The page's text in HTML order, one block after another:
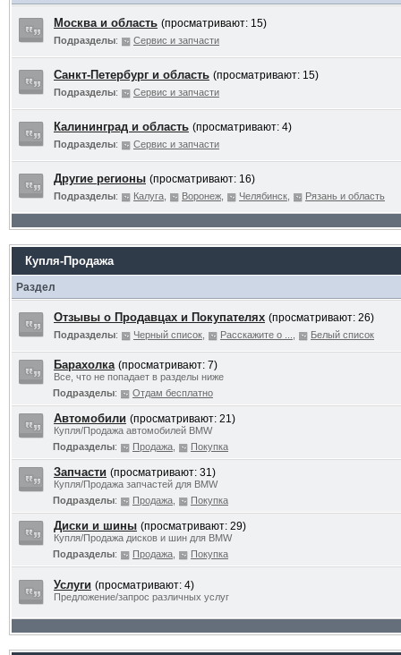
Москва и область (просматривают: 15)
Подразделы: Сервис и запчасти
Санкт-Петербург и область (просматривают: 15)
Подразделы: Сервис и запчасти
Калининград и область (просматривают: 4)
Подразделы: Сервис и запчасти
Другие регионы (просматривают: 16)
Подразделы: Калуга, Воронеж, Челябинск, Рязань и область
Купля-Продажа
Раздел
Отзывы о Продавцах и Покупателях (просматривают: 26)
Подразделы: Черный список, Расскажите о ... Белый список
Барахолка (просматривают: 7)
Все, что не попадает в разделы ниже
Подразделы: Отдам бесплатно
Автомобили (просматривают: 21)
Купля/Продажа автомобилей BMW
Подразделы: Продажа, Покупка
Запчасти (просматривают: 31)
Купля/Продажа запчастей для BMW
Подразделы: Продажа, Покупка
Диски и шины (просматривают: 29)
Купля/Продажа дисков и шин для BMW
Подразделы: Продажа, Покупка
Услуги (просматривают: 4)
Предложение/запрос различных услуг